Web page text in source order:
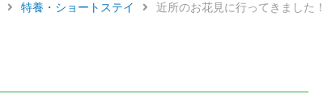
特養・ショートステイ 近所のお花見に行ってきました！